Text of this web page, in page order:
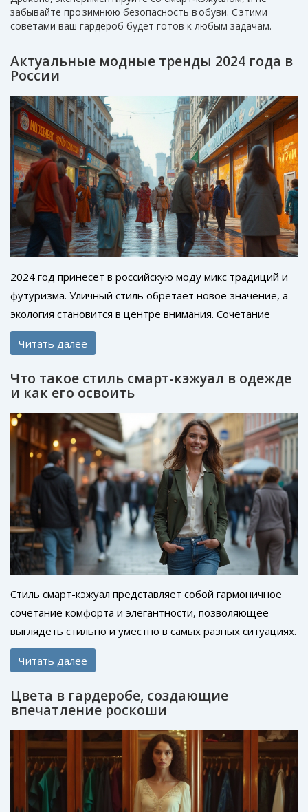
забывайте про зимнюю безопасность в обуви. С этими
советами ваш гардероб будет готов к любым задачам.
Актуальные модные тренды 2024 года в
России
2024 год принесет в российскую моду микс традиций и
футуризма. Уличный стиль обретает новое значение, а
экология становится в центре внимания. Сочетание
старины и технологии раскрывает новые грани
самовыражения. Влияние инстаграм-трендов и
мире моды. Эта статья поможет разобраться, что будет
Читать далее
Что такое стиль смарт-кэжуал в одежде
и как его освоить
Стиль смарт-кэжуал представляет собой гармоничное
сочетание комфорта и элегантности, позволяющее
выглядеть стильно и уместно в самых разных ситуациях.
Он подходит как для работы в офисе, так и для менее
формальных мероприятий. В статье рассказывается, как
составить образ в стиле смарт-кэжуал, о ключевых
элементах гардероба и популярных модных находках.
аксессуаров, чтобы создать гармоничный и актуальный
образ.
Читать далее
Цвета в гардеробе, создающие
впечатление роскоши